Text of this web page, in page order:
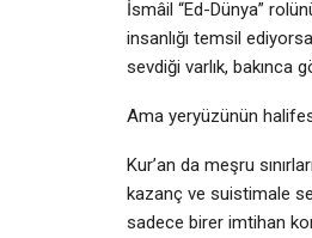
İsmâil “Ed-Dünya”
insanlığı temsil
sevdiği varlık, bakınca
Ama yeryüzünün
Kur’an da meşru
kazanç ve suistimale
sadece birer imtihan